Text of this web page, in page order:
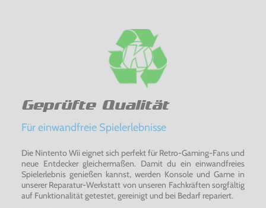
Geprüfte Qualität
Für einwandfreie Spielerlebnisse
Die Nintento Wii eignet sich perfekt für Retro-Gaming-Fans und
neue Entdecker gleichermaßen. Damit du ein einwandfreies
Spielerlebnis genießen kannst, werden Konsole und Game in
unserer Reparatur-Werkstatt von unseren Fachkräften sorgfältig
auf Funktionalität getestet, gereinigt und bei Bedarf repariert.